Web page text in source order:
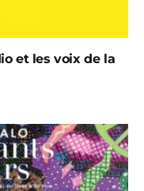
et les voix de la